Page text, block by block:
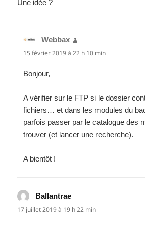
Une idée ?
Webbax
15 février 2019 à 22 h 10 min
Bonjour,
A vérifier sur le FTP si le dossier
fichiers… et dans les modules du
parfois passer par le catalogue des
trouver (et lancer une recherche).
A bientôt !
Ballantrae
17 juillet 2019 à 19 h 22 min